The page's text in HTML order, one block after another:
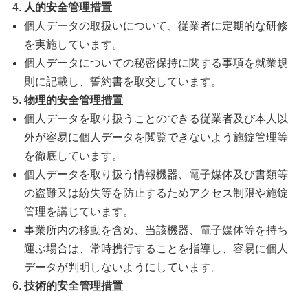
人的安全管理措置
個人データの取扱いについて、従業者に定期的な研修
を実施しています。
個人データについての秘密保持に関する事項を就業規
則に記載し、誓約書を取交しています。
物理的安全管理措置
個人データを取り扱うことのできる従業者及び本人以
外が容易に個人データを閲覧できないよう施錠管理等
を徹底しています。
個人データを取り扱う情報機器、電子媒体及び書類等
の盗難又は紛失等を防止するためアクセス制限や施錠
管理を講じています。
事業所内の移動を含め、当該機器、電子媒体等を持ち
運ぶ場合は、常時携行することを指導し、容易に個人
データが判明しないようにしています。
技術的安全管理措置